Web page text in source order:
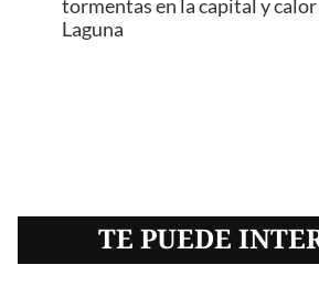
tormentas en la capital y calor
Laguna
TE PUEDE